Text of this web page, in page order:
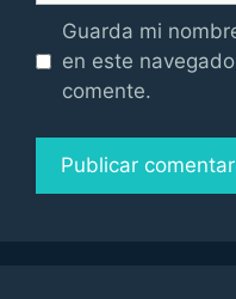
Guarda mi
en este
comente.